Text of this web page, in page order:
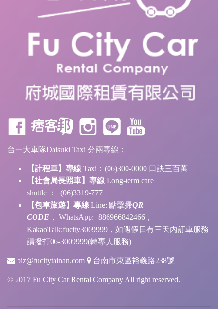
台一大車隊Daisuki Taxi 分兩專線：
【計程車】專線 Taxi：(06)300-0000 口訣三百萬
【社會局長照車】專線 Long-term care
shuttle ： (06)3319-777
【包車旅遊】專線 Line: 點擊掃QR
CODE ， WhatsApp:+886966842466，
KakaoTalk:fucity3009999，如遇假日有三天內訂車服務
請撥打06-3009999(轉專人服務)
biz@fucitytainan.com 台南市東區裕義路238號
© 2017 Fu City Car Rental Company All right reserved.